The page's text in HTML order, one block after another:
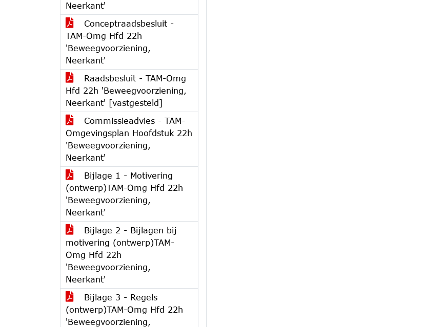
Neerkant'
Conceptraadsbesluit -
TAM-Omg Hfd 22h
'Beweegvoorziening,
Neerkant'
Raadsbesluit - TAM-Omg
Hfd 22h 'Beweegvoorziening,
Neerkant' [vastgesteld]
Commissieadvies - TAM-
Omgevingsplan Hoofdstuk 22h
'Beweegvoorziening,
Neerkant'
Bijlage 1 - Motivering
(ontwerp)TAM-Omg Hfd 22h
'Beweegvoorziening,
Neerkant'
Bijlage 2 - Bijlagen bij
motivering (ontwerp)TAM-
Omg Hfd 22h
'Beweegvoorziening,
Neerkant'
Bijlage 3 - Regels
(ontwerp)TAM-Omg Hfd 22h
'Beweegvoorziening,